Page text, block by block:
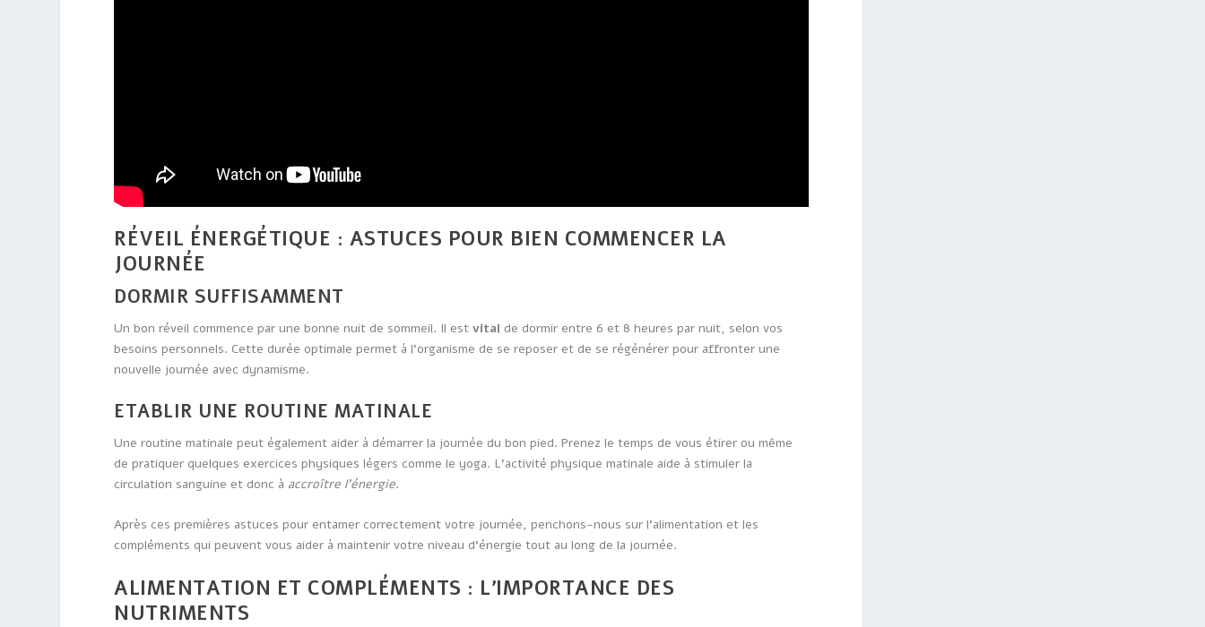
RÉVEIL ÉNERGÉTIQUE : ASTUCES POUR BIEN COMMENCER LA
JOURNÉE
DORMIR SUFFISAMMENT
Un bon réveil commence par une bonne nuit de sommeil. Il estvital de dormir entre 6 et 8 heures par nuit, selon vos
besoins personnels. Cette durée optimale permet à l’organisme de se reposer et de se régénérer pour affronter une
nouvelle journée avec dynamisme.
ETABLIR UNE ROUTINE MATINALE
Une routine matinale peut également aider à démarrer la journée du bon pied. Prenez le temps de vous étirer ou même
de pratiquer quelques exercices physiques légers comme le yoga. L’activité physique matinale aide à stimuler la
circulation sanguine et donc à accroître l’énergie.
Après ces premières astuces pour entamer correctement votre journée, penchons-nous sur l’alimentation et les
compléments qui peuvent vous aider à maintenir votre niveau d’énergie tout au long de la journée.
ALIMENTATION ET COMPLÉMENTS : L’IMPORTANCE DES
NUTRIMENTS